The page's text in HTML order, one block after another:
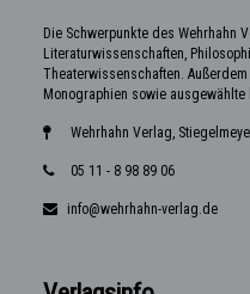
Die Schwerpunkte des Wehrhahn
Literaturwissenschaften,
Theaterwissenschaften.
Monographien sowie ausgewählte
Wehrhahn Verlag,
05 11 - 8 98 89 06
info@wehrhahn-verlag.de